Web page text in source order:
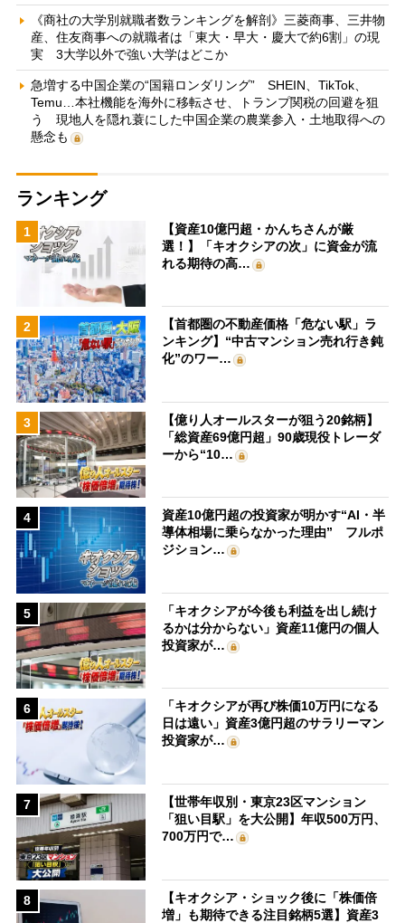
《商社の大学別就職者数ランキングを解剖》三菱商事、三井物
産、住友商事への就職者は「東大・早大・慶大で約6割」の現
実 3大学以外で強い大学はどこか
急増する中国企業の“国籍ロンダリング” SHEIN、TikTok、
Temu…本社機能を海外に移転させ、トランプ関税の回避を狙
う 現地人を隠れ蓑にした中国企業の農業参入・土地取得への
懸念も
ランキング
1
【資産10億円超・かんちさんが厳
選！】「キオクシアの次」に資金が流
れる期待の高…
2
【首都圏の不動産価格「危ない駅」ラ
ンキング】“中古マンション売れ行き鈍
化”のワー…
3
【億り人オールスターが狙う20銘柄】
「総資産69億円超」90歳現役トレーダ
ーから“10…
4
資産10億円超の投資家が明かす“AI・半
導体相場に乗らなかった理由” フルポ
ジション…
5
「キオクシアが今後も利益を出し続け
るかは分からない」資産11億円の個人
投資家が…
6
「キオクシアが再び株価10万円になる
日は遠い」資産3億円超のサラリーマン
投資家が…
7
【世帯年収別・東京23区マンション
「狙い目駅」を大公開】年収500万円、
700万円で…
8
【キオクシア・ショック後に「株価倍
増」も期待できる注目銘柄5選】資産3